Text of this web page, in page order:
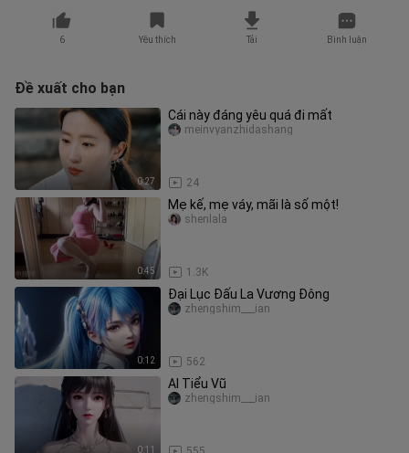
6 Yêu thích Tải Bình luận
Đề xuất cho bạn
0:27
Cái này đáng yêu quá đi mất
24
meinvyanzhidashang
0:45
Mẹ kế, mẹ váy, mãi là số một!
1.3K
shenlala
0:12
Đại Lục Đấu La Vương Đông
562
zhengshim___ian
0:11
AI Tiểu Vũ
zhengshim___ian